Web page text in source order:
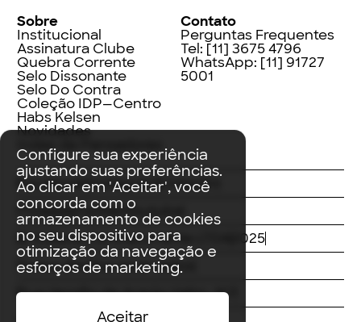
Configure sua experiência
ajustando suas preferências.
Ao clicar em 'Aceitar', você
concorda com o
armazenamento de cookies
no seu dispositivo para
otimização da navegação e
esforços de marketing.
Aceitar
Sobre
Institucional
Assinatura Clube
Quebra Corrente
Selo Dissonante
Selo Do Contra
Coleção IDP—Centro
Habs Kelsen
Novidades
Index de Pensadores
Contato
Perguntas Frequentes
Tel: [11] 3675 4796
WhatsApp: [11] 91727
5001
FacebookInstagramLinkedIn
ThreadsTwitterYoutube
© Editora Contracorrente LTDA
2025
Todos direitos reservados
Rua Vergílio de Araújo Valim, 167